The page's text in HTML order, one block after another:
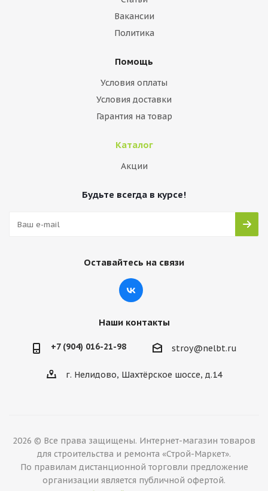
Вакансии
Политика
Помощь
Условия оплаты
Условия доставки
Гарантия на товар
Каталог
Акции
Будьте всегда в курсе!
Оставайтесь на связи
Наши контакты
+7 (904) 016-21-98 stroy@nelbt.ru
г. Нелидово, Шахтёрское шоссе, д.14
2026 © Все права защищены. Интернет-магазин товаров
для строительства и ремонта «Строй-Маркет».
По правилам дистанционной торговли предложение
организации является публичной офертой.